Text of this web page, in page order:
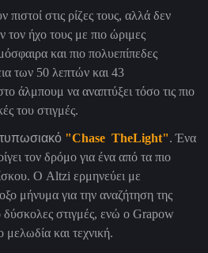
πιστοί στις ρίζες τους, αλλά δεν
τον ήχο τους με πιο ώριμες
και πιο πολυεπίπεδες
των 50 λεπτών και 43
άλμπουμ να αναπτύξει τόσο τις πιο
του στιγμές.
"Chase TheLight". Ένα
τον δρόμο για ένα από τα πιο
Ο Altzi ερμηνεύει με
μήνυμα για την αναζήτηση της
δύσκολες στιγμές, ενώ ο Grapow
μελωδία και τεχνική.